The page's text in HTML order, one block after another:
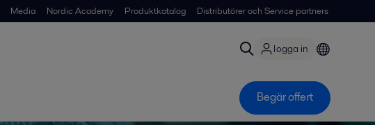
Media Nordic Academy Produktkatalog Distributörer och Service partners
logga in
Begär offert